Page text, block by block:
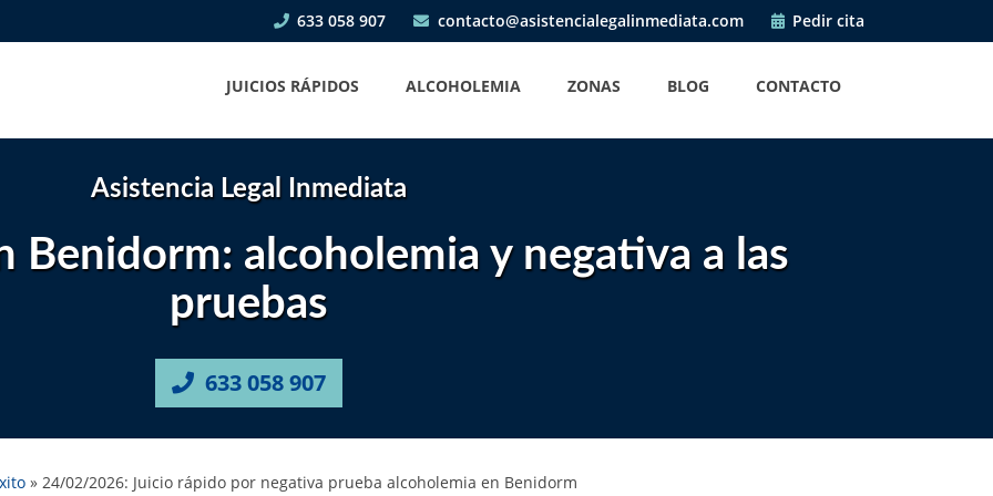
633 058 907 contacto@asistencialegalinmediata.com Pedir cita
JUICIOS RÁPIDOS ALCOHOLEMIA ZONAS BLOG CONTACTO
Asistencia Legal Inmediata
Benidorm: alcoholemia y negativa a las
pruebas
633 058 907
» 24/02/2026: Juicio rápido por negativa prueba alcoholemia en Benidorm